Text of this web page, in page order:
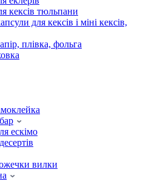
кексів тюльпани
для кексів і міні кексів,
плівка, фольга
ескімо
вилки